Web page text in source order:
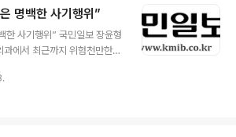
각하다며 나섰다. 보건복지부
복지부는 대리수술이라고 표
들은 '유령수술감시운동본
게 정의하고 있다. ‘유령수
명백한 사기행위”
한 사기행위” 국민일보 장윤형
에서 최근까지 위험천만한
절하기 위한 정부의 강력한